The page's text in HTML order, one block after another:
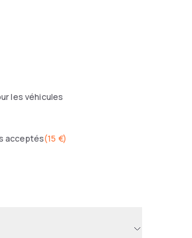
les véhicules
acceptés(15 €)